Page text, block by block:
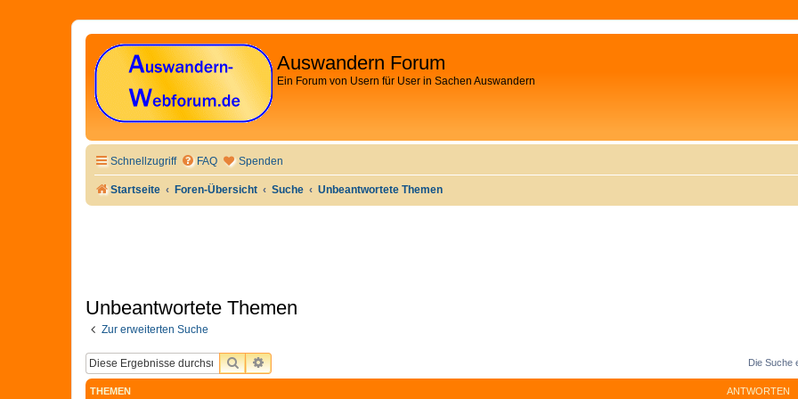
Auswandern Forum
Ein Forum von Usern für User in Sachen Auswandern
Schnellzugriff FAQ Spenden
Startseite Foren-Übersicht Suche Unbeantwortete Themen
Unbeantwortete Themen
Zur erweiterten Suche
SUCHEERWEITERTE SUCHE Die Suche
THEMEN ANTWORTEN